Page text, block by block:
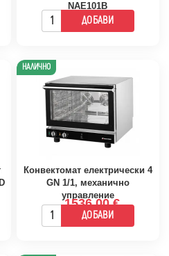
NAE101B
ДОБАВИ
НАЛИЧНО
Конвектомат електрически 4
GN 1/1, механично
управление
1536.00 €
ДОБАВИ